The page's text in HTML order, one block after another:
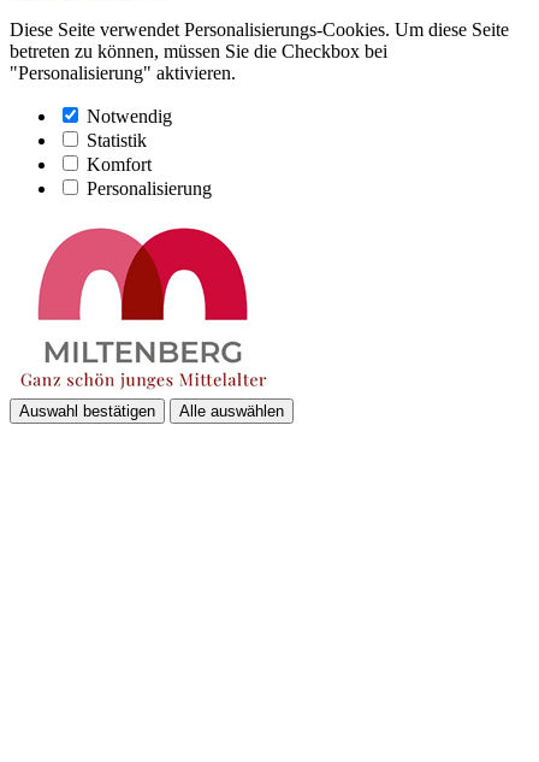
Diese Seite verwendet Personalisierungs-Cookies. Um diese Seite
betreten zu können, müssen Sie die Checkbox bei
"Personalisierung" aktivieren.
Notwendig
Statistik
Komfort
Personalisierung
Auswahl bestätigen Alle auswählen